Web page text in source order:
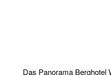
Das Panorama Berghotel